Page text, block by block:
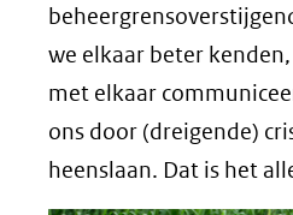
we elkaar beter
met elkaar
ons door (dreigende)
heenslaan. Dat is het